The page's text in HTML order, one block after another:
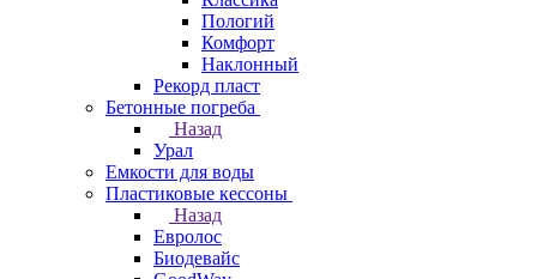
Пологий
Комфорт
Наклонный
Рекорд пласт
Бетонные погреба
Назад
Урал
Емкости для воды
Пластиковые кессоны
Назад
Евролос
Биодевайс